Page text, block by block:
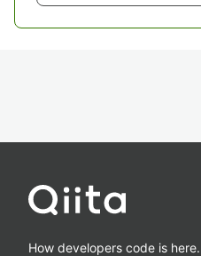
How developers code is here.